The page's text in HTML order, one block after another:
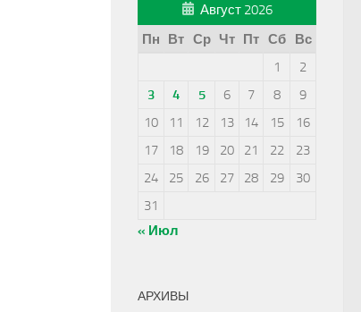
Август 2026
Пн
Вт Ср Чт Пт Сб
Вс
1
2
3
4 5 6 7 8
9
10
11 12 13 14 15
16
17
18 19 20 21 22
23
24
25 26 27 28 29
30
31
« Июл
АРХИВЫ